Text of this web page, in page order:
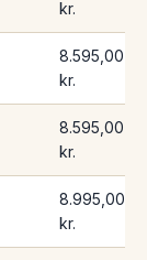
kr.
8.595,00
kr.
8.595,00
kr.
8.995,00
kr.